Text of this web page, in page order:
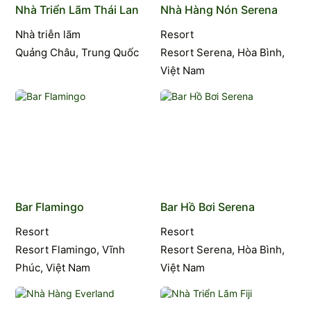
Nhà Triển Lãm Thái Lan
Nhà triễn lãm
Quảng Châu, Trung Quốc
Nhà Hàng Nón Serena
Resort
Resort Serena, Hòa Bình,
Việt Nam
Bar Flamingo
Resort
Resort Flamingo, Vĩnh
Phúc, Việt Nam
Bar Hồ Bơi Serena
Resort
Resort Serena, Hòa Bình,
Việt Nam